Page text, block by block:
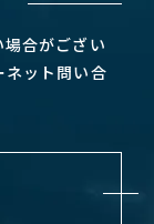
合がござい
ネット問い合